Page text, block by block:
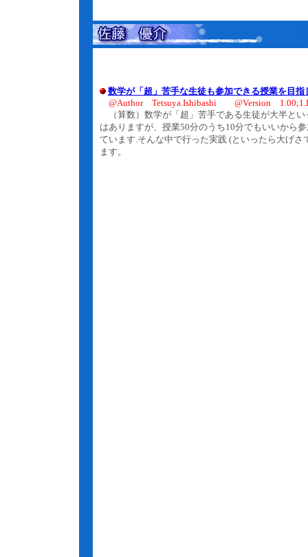
数学が「超」苦手な生徒も参加できる授業を目指
@Author Tetsuya.Ishibashi @Version
（算数）数学が「超」苦手である生徒が大半と
はありますが、授業50分のうち10分でもいいから
ています.そんな中で行った実践 (といったら大げ
ます。